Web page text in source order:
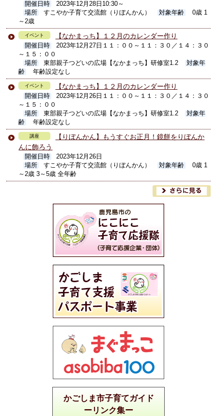
開催日時
2023年12月28日10:30～
場所
すこやか子育て交流館（りぼんかん） 対象年齢
0歳 1
～2歳
イベント 【なかまっち】１２月のカレンダー作り
開催日時
2023年12月27日１１：００～１１：３０／１４：３０
～１５：００
場所
東部親子つどいの広場【なかまっち】研修室1.2
対象年
齢
年齢設定なし
イベント 【なかまっち】１２月のカレンダー作り
開催日時
2023年12月26日１１：００～１１：３０／１４：３０
～１５：００
場所
東部親子つどいの広場【なかまっち】研修室1.2
対象年
齢
年齢設定なし
講座
【りぼんかん】もうすぐお正月！鏡餅をりぼんか
んに飾ろう
開催日時
2023年12月26日
場所
すこやか子育て交流館（りぼんかん） 対象年齢
0歳 1
～2歳 3～5歳 全年齢
かごしま市子育てガイド
ーリンク集ー